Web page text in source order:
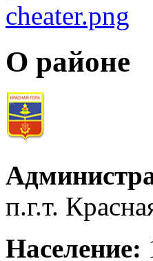
О районе
п.г.т.
Население: